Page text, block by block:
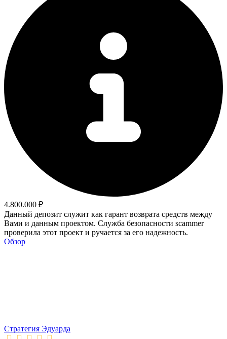
4.800.000 ₽
Данный депозит служит как гарант возврата средств между
Вами и данным проектом. Служба безопасности scammer
проверила этот проект и ручается за его надежность.
Обзор
Стратегия Эдуарда